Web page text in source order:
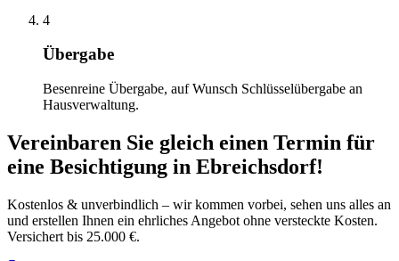
4
Übergabe
Besenreine Übergabe, auf Wunsch Schlüsselübergabe an
Hausverwaltung.
Vereinbaren Sie gleich einen Termin für
eine Besichtigung in Ebreichsdorf!
Kostenlos & unverbindlich – wir kommen vorbei, sehen uns alles an
und erstellen Ihnen ein ehrliches Angebot ohne versteckte Kosten.
Versichert bis 25.000 €.